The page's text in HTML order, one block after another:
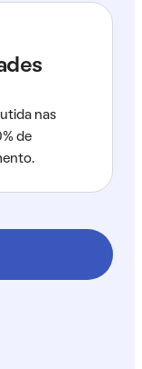
nas
de